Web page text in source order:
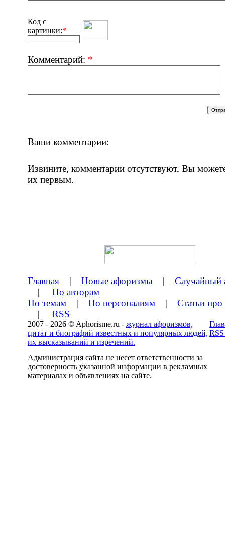
Код с
картинки:*
Комментарий: *
Ваши комментарии:
Извините, комментарии отсутствуют, Вы
их первым.
Главная | Новые афоризмы | Случайный
| По авторам
По темам | По персоналиям | Статьи
| RSS
2007 - 2026 © Aphorisme.ru - журнал афоризмов,
цитат и биографий известных и популярных людей,
их высказываний и изречений.
Администрация сайта не несет ответственности за
достоверность указанной информации в рекламных
материалах и объявлениях на сайте.